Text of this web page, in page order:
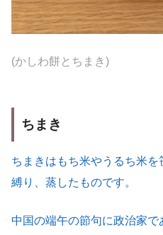
(かしわ餅とちまき)
ちまき
ちまきはもち米やうるち米
縛り、蒸したものです。
中国の端午の節句に政治家